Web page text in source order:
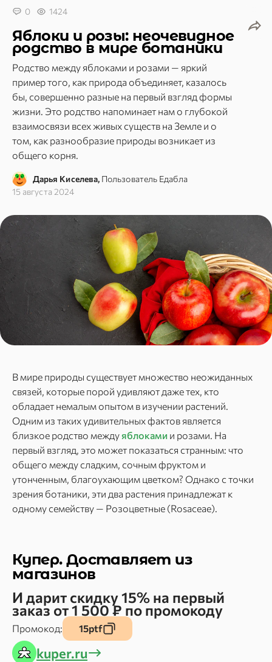
0
1424
Яблоки и розы: неочевидное
родство в мире ботаники
Родство между яблоками и розами — яркий
пример того, как природа объединяет, казалось
бы, совершенно разные на первый взгляд формы
жизни. Это родство напоминает нам о глубокой
взаимосвязи всех живых существ на Земле и о
том, как разнообразие природы возникает из
общего корня.
Дарья Киселева, Пользователь Едабла
15 августа 2024
В мире природы существует множество неожиданных
связей, которые порой удивляют даже тех, кто
обладает немалым опытом в изучении растений.
Одним из таких удивительных фактов является
близкое родство междуяблоками и розами. На
первый взгляд, это может показаться странным: что
общего между сладким, сочным фруктом и
утонченным, благоухающим цветком? Однако с точки
зрения ботаники, эти два растения принадлежат к
одному семейству — Розоцветные (Rosaceae).
Купер. Доставляет из
магазинов
И дарит скидку 15% на первый
заказ от 1 500 ₽ по промокоду
Промокод: 15ptf
kuper.ru